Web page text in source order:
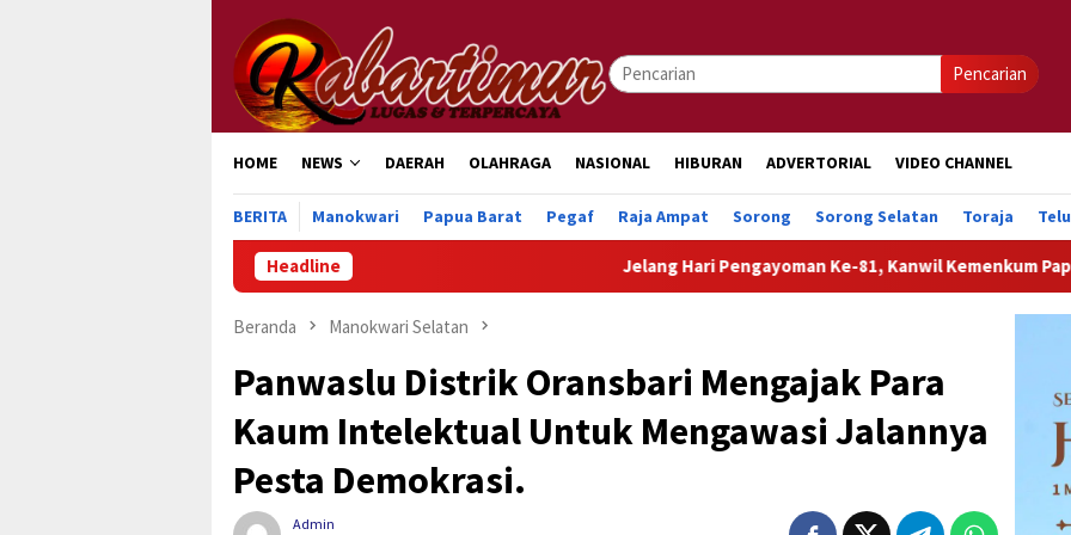
konten
Pencarian
HOME NEWS DAERAH OLAHRAGA NASIONAL HIBURAN ADVERTORIAL VIDEO CHANNEL
BERITA Manokwari Papua Barat Pegaf Raja Ampat Sorong Sorong Selatan Toraja
Headline Jelang Hari Pengayoman Ke-81, Kanwil Kemenkum Papua Barat
Beranda Manokwari Selatan
Panwaslu Distrik Oransbari Mengajak Para
Kaum Intelektual Untuk Mengawasi Jalannya
Pesta Demokrasi.
Admin